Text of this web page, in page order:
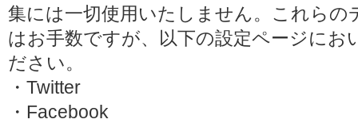
集には一切使用いたしません。これらの
はお手数ですが、以下の設定ページにお
ださい。
・Twitter
・Facebook